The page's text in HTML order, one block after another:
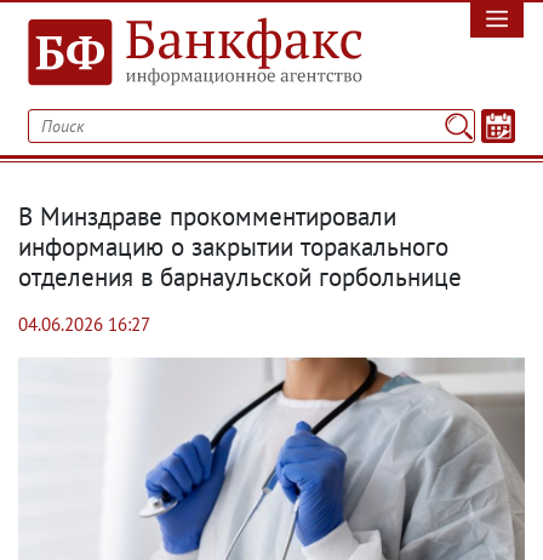
В Минздраве прокомментировали
информацию о закрытии торакального
отделения в барнаульской горбольнице
04.06.2026 16:27